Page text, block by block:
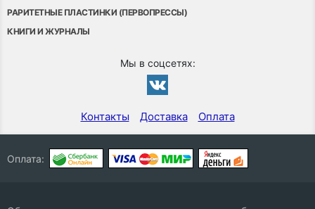
РАРИТЕТНЫЕ ПЛАСТИНКИ (ПЕРВОПРЕССЫ)
КНИГИ И ЖУРНАЛЫ
Мы в соцсетях:
Контакты Доставка Оплата
Оплата: